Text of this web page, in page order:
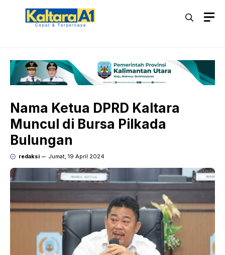
Langsung
Nama Ketua DPRD Kaltara
Muncul di Bursa Pilkada
Bulungan
redaksi Jumat, 19 April 2024